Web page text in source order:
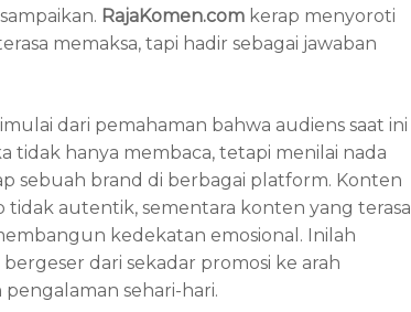
RajaKomen.com kerap menyoroti
memaksa, tapi hadir sebagai jawaban
dari pemahaman bahwa audiens saat ini
tidak hanya membaca, tetapi menilai nada
sebuah brand di berbagai platform. Konten
autentik, sementara konten yang terasa
kedekatan emosional. Inilah
dari sekadar promosi ke arah
sehari-hari.